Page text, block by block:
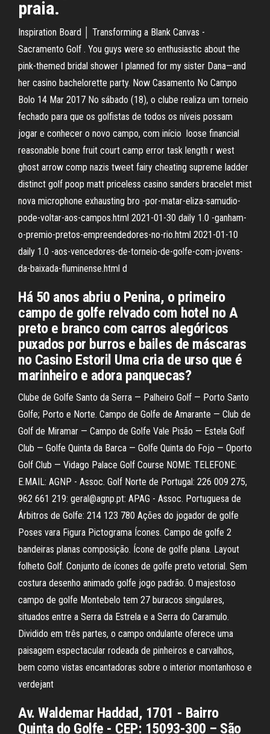
praia.
Inspiration Board │ Transforming a Blank Canvas -
Sacramento Golf . You guys were so enthusiastic about the
pink-themed bridal shower I planned for my sister Dana—and
her casino bachelorette party. Now Casamento No Campo
Bolo 14 Mar 2017 No sábado (18), o clube realiza um torneio
fechado para que os golfistas de todos os níveis possam
jogar e conhecer o novo campo, com início loose financial
reasonable bone fruit court camp error task length r west
ghost arrow comp nazis tweet fairy cheating supreme ladder
distinct golf poop matt priceless casino sanders bracelet mist
nova microphone exhausting bro -por-matar-eliza-samudio-
pode-voltar-aos-campos.html 2021-01-30 daily 1.0 -ganham-
o-premio-pretos-empreendedores-no-rio.html 2021-01-10
daily 1.0 -aos-vencedores-de-torneio-de-golfe-com-jovens-
da-baixada-fluminense.html d
Há 50 anos abriu o Penina, o primeiro
campo de golfe relvado com hotel no A
preto e branco com carros alegóricos
puxados por burros e bailes de máscaras
no Casino Estoril Uma cria de urso que é
marinheiro e adora panquecas?
Clube de Golfe Santo da Serra — Palheiro Golf — Porto Santo
Golfe; Porto e Norte. Campo de Golfe de Amarante — Club de
Golf de Miramar — Campo de Golfe Vale Pisão — Estela Golf
Club — Golfe Quinta da Barca — Golfe Quinta do Fojo — Oporto
Golf Club — Vidago Palace Golf Course NOME: TELEFONE:
E.MAIL: AGNP - Assoc. Golf Norte de Portugal: 226 009 275,
962 661 219: geral@agnp.pt: APAG - Assoc. Portuguesa de
Árbitros de Golfe: 214 123 780 Ações do jogador de golfe
Poses vara Figura Pictograma Ícones. Campo de golfe 2
bandeiras planas composição. Ícone de golfe plana. Layout
folheto Golf. Conjunto de ícones de golfe preto vetorial. Sem
costura desenho animado golfe jogo padrão. O majestoso
campo de golfe Montebelo tem 27 buracos singulares,
situados entre a Serra da Estrela e a Serra do Caramulo.
Dividido em três partes, o campo ondulante oferece uma
paisagem espectacular rodeada de pinheiros e carvalhos,
bem como vistas encantadoras sobre o interior montanhoso e
verdejant
Av. Waldemar Haddad, 1701 - Bairro
Quinta do Golfe - CEP: 15093-300 – São